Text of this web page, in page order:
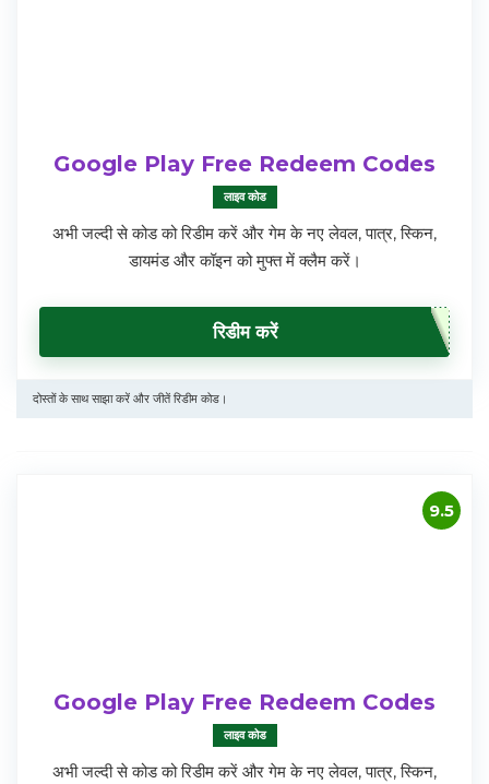
Google Play Free Redeem Codes
लाइव कोड
अभी जल्दी से कोड को रिडीम करें और गेम के नए लेवल, पात्र, स्किन,
डायमंड और कॉइन को मुफ्त में क्लैम करें।
रिडीम करें
दोस्तों के साथ साझा करें और जीतें रिडीम कोड।
9.5
Google Play Free Redeem Codes
लाइव कोड
अभी जल्दी से कोड को रिडीम करें और गेम के नए लेवल, पात्र, स्किन,